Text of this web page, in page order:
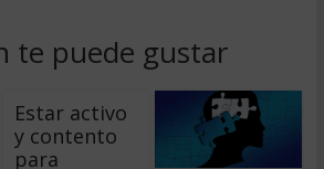
te puede gustar
Estar activo
y contento
para